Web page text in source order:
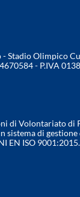
Stadio Olimpico
- P.IVA
di Volontariato di
sistema di
EN ISO 9001:2015.